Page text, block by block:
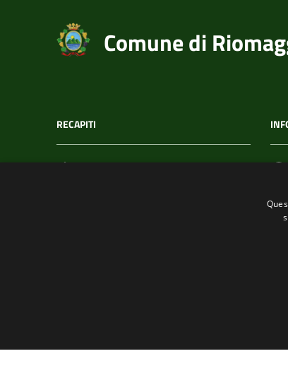
Comune di
RECAPITI